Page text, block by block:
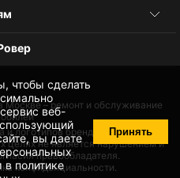
чтобы сделать
веб-
вы даете
в политике
Принять
Москве – ремонт и обслуживание
логотипов бренда происходит
целях не является нарушением и
правообладателя.
конфиденциальности.